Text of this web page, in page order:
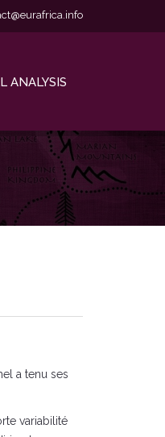
ANALYSIS
a tenu ses
variabilité